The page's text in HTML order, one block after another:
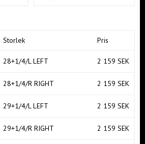
Storlek Pris
28+1/4/L LEFT 2 159 SEK
28+1/4/R RIGHT 2 159 SEK
29+1/4/L LEFT 2 159 SEK
29+1/4/R RIGHT 2 159 SEK